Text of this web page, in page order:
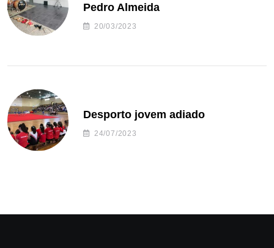
Pedro Almeida
20/03/2023
Desporto jovem adiado
24/07/2023